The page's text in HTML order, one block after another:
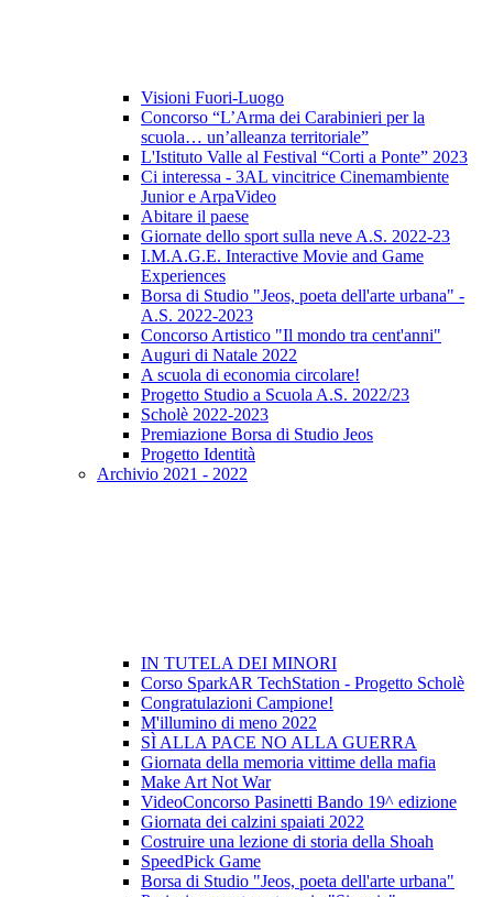
Visioni Fuori-Luogo
Concorso “L’Arma dei Carabinieri per la
scuola… un’alleanza territoriale”
L'Istituto Valle al Festival “Corti a Ponte” 2023
Ci interessa - 3AL vincitrice Cinemambiente
Junior e ArpaVideo
Abitare il paese
Giornate dello sport sulla neve A.S. 2022-23
I.M.A.G.E. Interactive Movie and Game
Experiences
Borsa di Studio "Jeos, poeta dell'arte urbana" -
A.S. 2022-2023
Concorso Artistico "Il mondo tra cent'anni"
Auguri di Natale 2022
A scuola di economia circolare!
Progetto Studio a Scuola A.S. 2022/23
Scholè 2022-2023
Premiazione Borsa di Studio Jeos
Progetto Identità
Archivio 2021 - 2022
IN TUTELA DEI MINORI
Corso SparkAR TechStation - Progetto Scholè
Congratulazioni Campione!
M'illumino di meno 2022
SÌ ALLA PACE NO ALLA GUERRA
Giornata della memoria vittime della mafia
Make Art Not War
VideoConcorso Pasinetti Bando 19^ edizione
Giornata dei calzini spaiati 2022
Costruire una lezione di storia della Shoah
SpeedPick Game
Borsa di Studio "Jeos, poeta dell'arte urbana"